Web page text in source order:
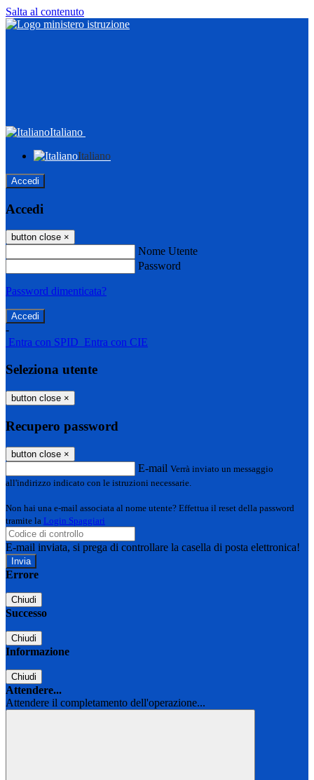
Salta al contenuto
Italiano
Italiano
Accedi
Accedi
button close ×
Nome Utente
Password
Password dimenticata?
-
Entra con SPID Entra con CIE
Seleziona utente
button close ×
Recupero password
button close ×
E-mail Verrà inviato un messaggio
all'indirizzo indicato con le istruzioni necessarie.
Non hai una e-mail associata al nome utente? Effettua il reset della password
tramite la Login Spaggiari
E-mail inviata, si prega di controllare la casella di posta elettronica!
Errore
Chiudi
Successo
Chiudi
Informazione
Chiudi
Attendere...
Attendere il completamento dell'operazione...